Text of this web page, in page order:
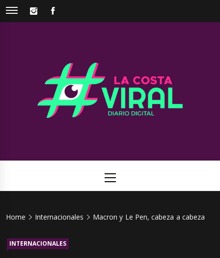
Skip
INSTAGRAM
Viral
Menu
Home Internacionales Macron y Le Pen, cabeza a cabeza
INTERNACIONALES